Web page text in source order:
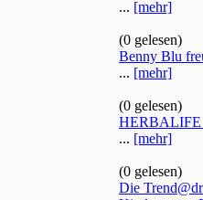
... [mehr]
(0 gelesen)
Benny Blu
... [mehr]
(0 gelesen)
HERBALIFE
... [mehr]
(0 gelesen)
Die